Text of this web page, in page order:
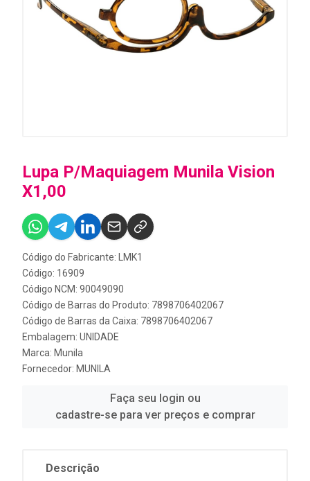
Lupa P/Maquiagem Munila Vision
X1,00
Código do Fabricante: LMK1
Código: 16909
Código NCM: 90049090
Código de Barras do Produto: 7898706402067
Código de Barras da Caixa: 7898706402067
Embalagem: UNIDADE
Marca: Munila
Fornecedor: MUNILA
Faça seu login ou
cadastre-se para ver preços e comprar
Descrição